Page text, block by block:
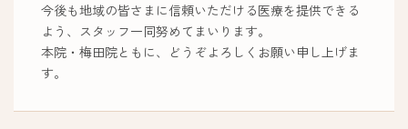
今後も地域の皆さまに信頼いただける医療を提供できる
よう、スタッフ一同努めてまいります。
本院・梅田院ともに、どうぞよろしくお願い申し上げま
す。